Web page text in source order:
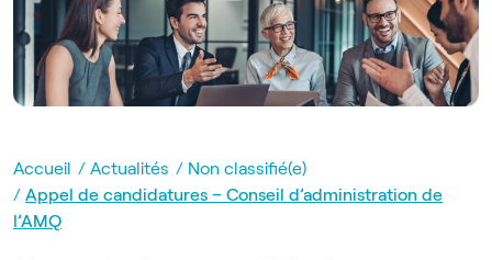
Accueil Actualités
Non classifié(e)
Appel de candidatures – Conseil d’administration de
l’AMQ